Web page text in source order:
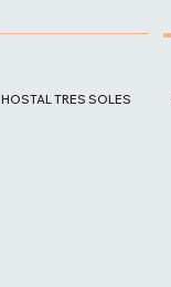
HOSTAL TRES SOLES